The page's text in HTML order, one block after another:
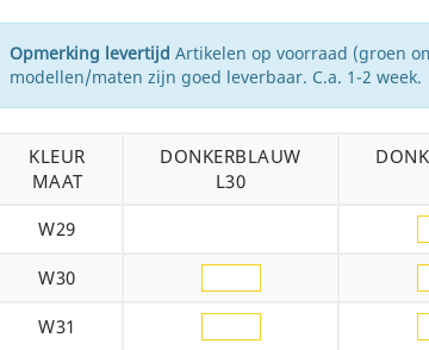
Opmerking levertijd Artikelen op voorraad (groen
modellen/maten zijn goed leverbaar. C.a. 1-2 week.
KLEUR
MAAT
DONKERBLAUW
L30
W29
W30
W31